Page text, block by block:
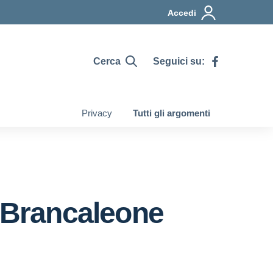
Accedi
Cerca Seguici su:
Privacy Tutti gli argomenti